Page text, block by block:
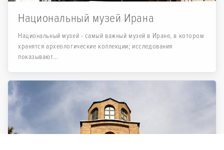
Национальный музей Ирана
Национальный музей - самый важный музей в Иране, в котором
хранятся археологические коллекции; исследования
показывают...